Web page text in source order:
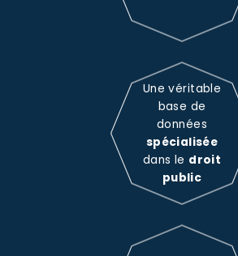
Une véritable
base de
données
spécialisée
dans le droit
public